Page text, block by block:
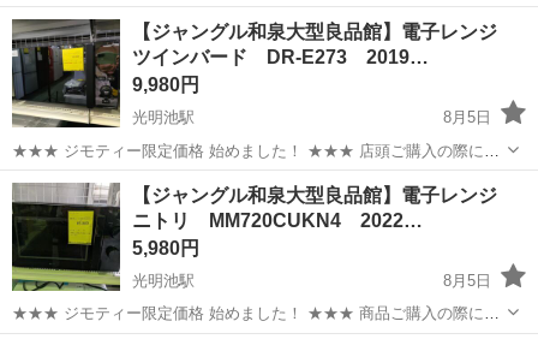
「ジモティーを見た」と言っていただくと、 ジモティー限定価格(店頭
価格より3%OFF)でのご購入が可能です。 サカイ引越センターグルー
プ...
大阪 和泉市 光明池駅 キッチン家電 ジャングル
【ジャングル和泉大型良品館】電子レンジ
ツインバード DR-E273 2019…
9,980円
光明池駅
8月5日
★★★ ジモティー限定価格 始めました！ ★★★ 店頭ご購入の際に
「ジモティーを見た」と言っていただくと、 ジモティー限定価格(店頭
価格より7%OFF)での購入が可能です。 引っ越しでおなじみのサカイ
引越セ...
大阪 和泉市 光明池駅 キッチン家電 ジャングル
【ジャングル和泉大型良品館】電子レンジ
ニトリ MM720CUKN4 2022…
5,980円
光明池駅
8月5日
★★★ ジモティー限定価格 始めました！ ★★★ 商品ご購入の際に
「ジモティーを見た」と言っていただくと、 ジモティー限定価格(店頭